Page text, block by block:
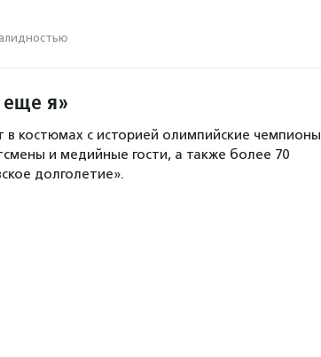
еще я»
в костюмах с историей олимпийские чемпионы
и медийные гости, а также более 70
долголетие».